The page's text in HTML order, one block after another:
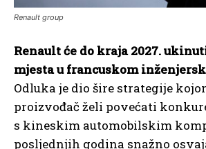
Renault group
Renault će do kraja 2027.
mjesta u francuskom
Odluka je dio šire strategije
proizvođač želi povećati
s kineskim automobilskim
posljednjih godina snažno